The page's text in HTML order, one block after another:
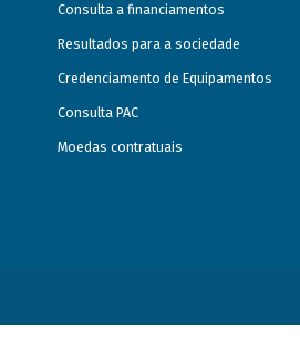
Consulta a financiamentos
Resultados para a sociedade
Credenciamento de Equipamentos
Consulta PAC
Moedas contratuais